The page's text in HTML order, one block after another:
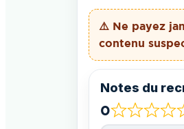
⚠️ Ne payez
contenu
Notes du
0